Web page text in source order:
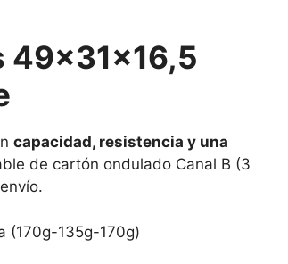
49×31×16,5
capacidad, resistencia y una
de cartón ondulado Canal B (3
(170g-135g-170g)